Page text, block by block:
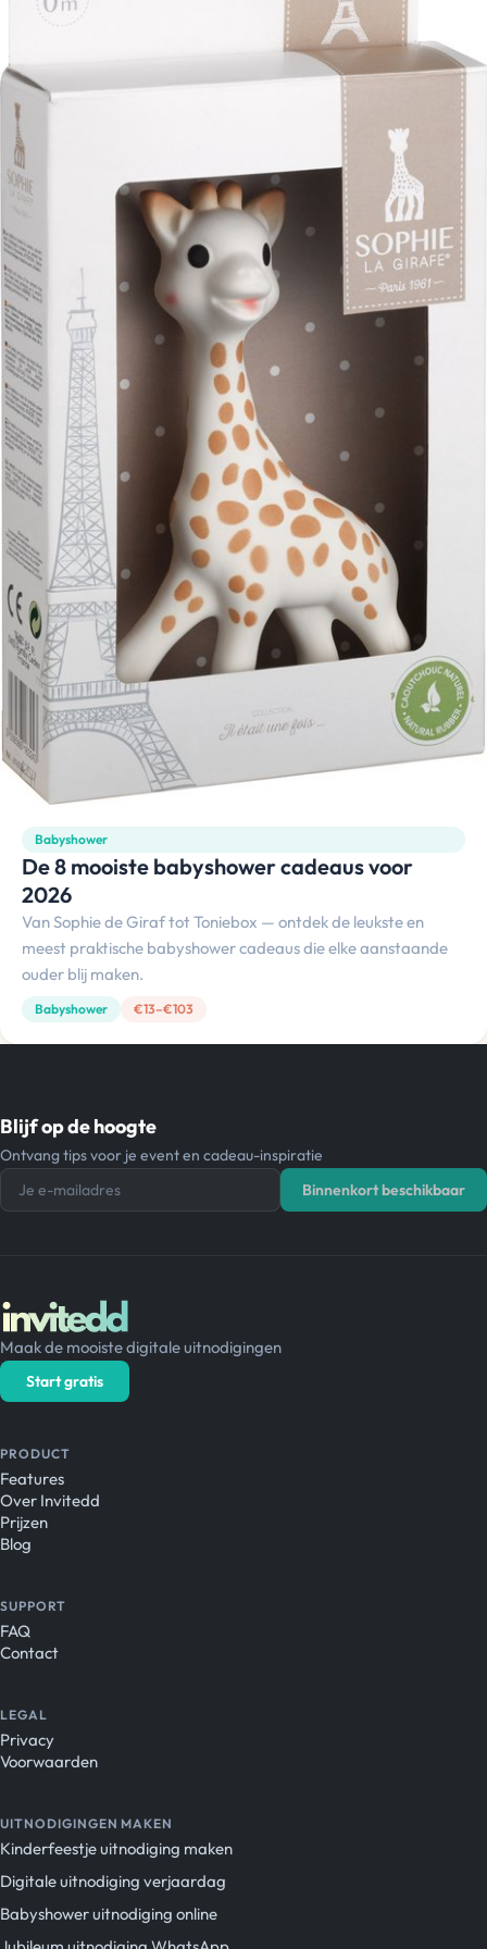
Babyshower
De 8 mooiste babyshower cadeaus voor
2026
Van Sophie de Giraf tot Toniebox — ontdek de leukste en
meest praktische babyshower cadeaus die elke aanstaande
ouder blij maken.
Babyshower €13–€103
Blijf op de hoogte
Ontvang tips voor je event en cadeau-inspiratie
Je e-mailadres
Binnenkort beschikbaar
Maak de mooiste digitale uitnodigingen
Start gratis
PRODUCT
Features
Over Invitedd
Prijzen
Blog
SUPPORT
FAQ
Contact
LEGAL
Privacy
Voorwaarden
UITNODIGINGEN MAKEN
Kinderfeestje uitnodiging maken
Digitale uitnodiging verjaardag
Babyshower uitnodiging online